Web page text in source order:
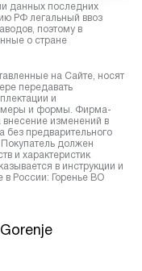
данных последних
РФ легальный ввоз
поэтому в
о стране
на Сайте, носят
передавать
и
и формы. Фирма-
внесение изменений в
без предварительного
должен
и характеристик
в инструкции и
в России: Горенье BO